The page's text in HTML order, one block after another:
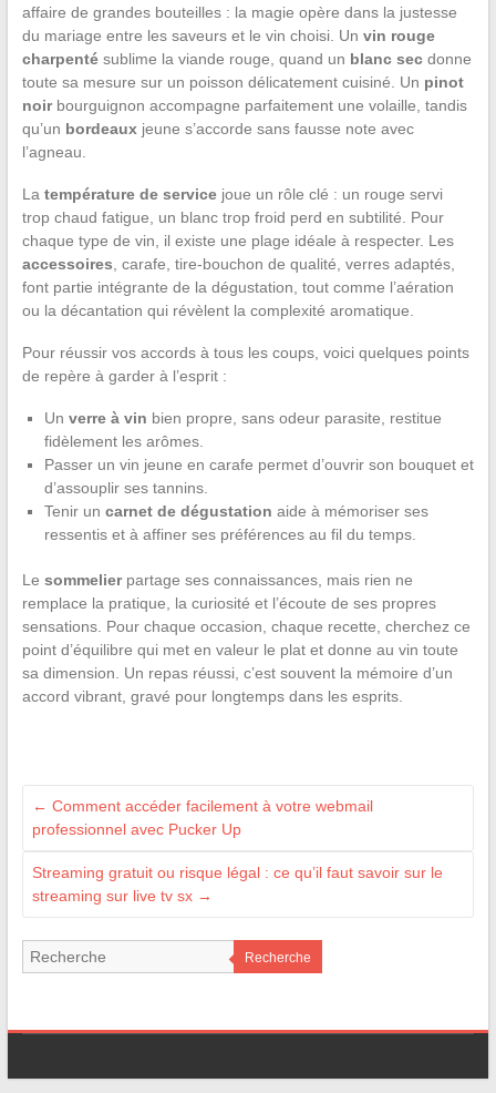
affaire de grandes bouteilles : la magie opère dans la justesse
du mariage entre les saveurs et le vin choisi. Un vin rouge
charpentésublime la viande rouge, quand un blanc secdonne
toute sa mesure sur un poisson délicatement cuisiné. Un pinot
noirbourguignon accompagne parfaitement une volaille, tandis
qu’un bordeauxjeune s’accorde sans fausse note avec
l’agneau.
La température de servicejoue un rôle clé : un rouge servi
trop chaud fatigue, un blanc trop froid perd en subtilité. Pour
chaque type de vin, il existe une plage idéale à respecter. Les
accessoires , carafe, tire-bouchon de qualité, verres adaptés,
font partie intégrante de la dégustation, tout comme l’aération
ou la décantation qui révèlent la complexité aromatique.
Pour réussir vos accords à tous les coups, voici quelques points
de repère à garder à l’esprit :
Un verre à vin bien propre, sans odeur parasite, restitue
fidèlement les arômes.
Passer un vin jeune en carafe permet d’ouvrir son bouquet et
d’assouplir ses tannins.
Tenir un carnet de dégustation aide à mémoriser ses
ressentis et à affiner ses préférences au fil du temps.
Le sommelierpartage ses connaissances, mais rien ne
remplace la pratique, la curiosité et l’écoute de ses propres
sensations. Pour chaque occasion, chaque recette, cherchez ce
point d’équilibre qui met en valeur le plat et donne au vin toute
sa dimension. Un repas réussi, c’est souvent la mémoire d’un
accord vibrant, gravé pour longtemps dans les esprits.
← Comment accéder facilement à votre webmail
professionnel avec Pucker Up
Streaming gratuit ou risque légal : ce qu’il faut savoir sur le
streaming sur live tv sx →
Recherche